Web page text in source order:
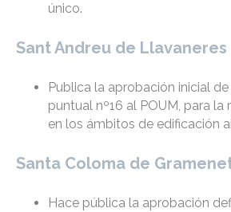
único.
Sant Andreu de Llavaneres
Publica la aprobación inicial
puntual nº16 al POUM, para la
en los ámbitos de edificación
Santa Coloma de
Hace pública la aprobación